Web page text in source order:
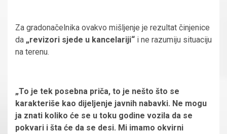
Za gradonačelnika ovakvo mišljenje je rezultat činjenice
da „revizori sjede u kancelariji“ i ne razumiju situaciju
na terenu.
„To je tek posebna priča, to je nešto što se
karakteriše kao dijeljenje javnih nabavki. Ne mogu
ja znati koliko će se u toku godine vozila da se
pokvari i šta će da se desi. Mi imamo okvirni